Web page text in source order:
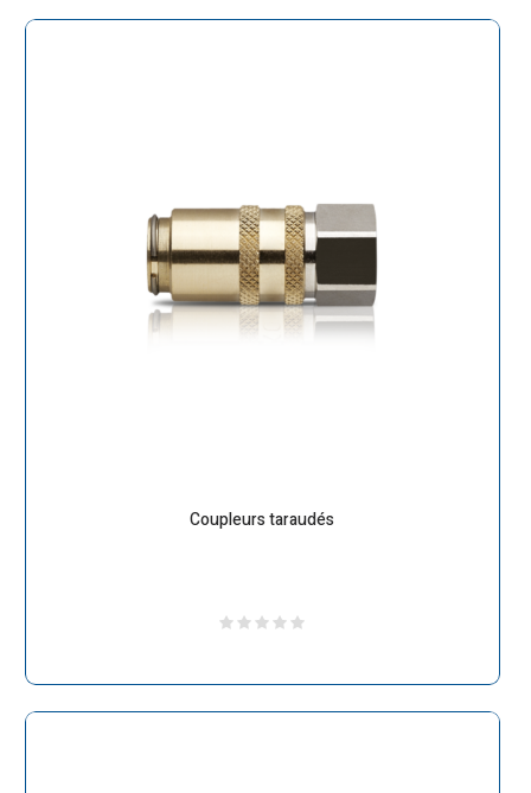
Coupleurs taraudés